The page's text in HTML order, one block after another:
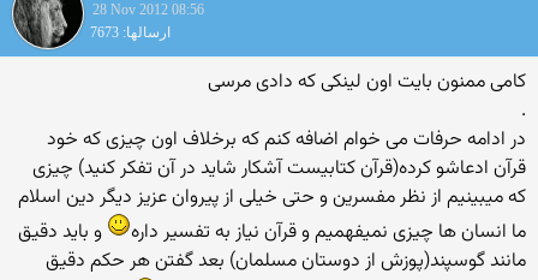
28 Nov 2012 08:56
ارسالها: 7673
کامی ممنون بایت اون لینکی که دادی مرسی
.
در ادامه حرفات می خوام اضافه کنم که برخلاف اون چیزی که خود
قرآن ادعاشو کرده(قرآن کتابیست آشکار شاید در آن تفکر کنید) چیزی
که میبینیم از نظر مفسرین و حتی خیلی از پیروان عزیز دیگر دین اسلام
ما انسان ها چیزی نمیفهمیم و قرآن نیاز به تفسیر داره
و باید دقیق
مانند گوسپند(پوزش از دوستان مسلمان) بعد گفتن هر حکم دقیق